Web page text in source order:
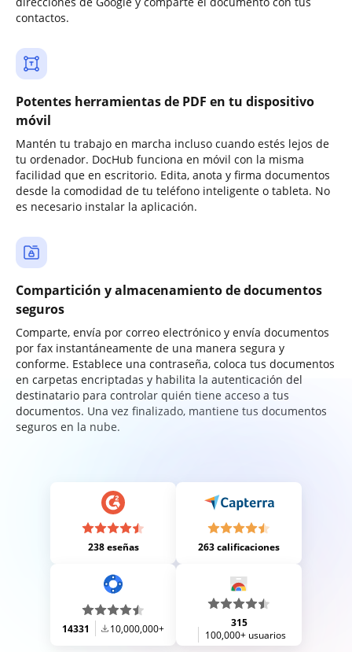
contactos.
Potentes herramientas de PDF en tu dispositivo
móvil
Mantén tu trabajo en marcha incluso cuando estés lejos de
tu ordenador. DocHub funciona en móvil con la misma
facilidad que en escritorio. Edita, anota y firma documentos
desde la comodidad de tu teléfono inteligente o tableta. No
es necesario instalar la aplicación.
Compartición y almacenamiento de documentos
seguros
Comparte, envía por correo electrónico y envía documentos
por fax instantáneamente de una manera segura y
conforme. Establece una contraseña, coloca tus documentos
en carpetas encriptadas y habilita la autenticación del
destinatario para controlar quién tiene acceso a tus
documentos. Una vez finalizado, mantiene tus documentos
seguros en la nube.
238 eseñas 263 calificaciones
14331 10,000,000+
315
100,000+ usuarios